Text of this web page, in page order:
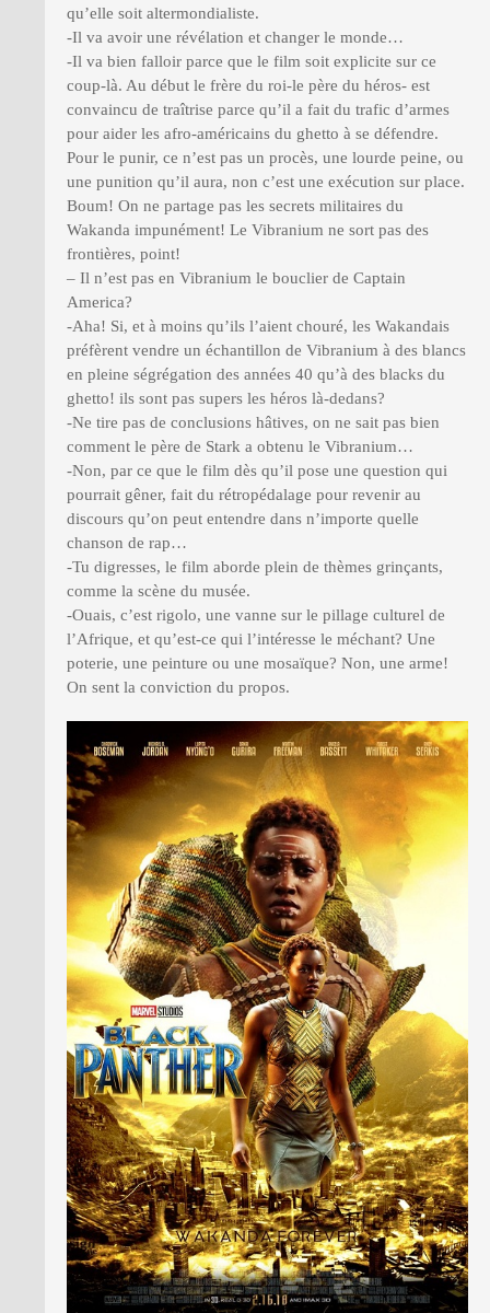
qu’elle soit altermondialiste.
-Il va avoir une révélation et changer le monde…
-Il va bien falloir parce que le film soit explicite sur ce
coup-là. Au début le frère du roi-le père du héros- est
convaincu de traîtrise parce qu’il a fait du trafic d’armes
pour aider les afro-américains du ghetto à se défendre.
Pour le punir, ce n’est pas un procès, une lourde peine, ou
une punition qu’il aura, non c’est une exécution sur place.
Boum! On ne partage pas les secrets militaires du
Wakanda impunément! Le Vibranium ne sort pas des
frontières, point!
– Il n’est pas en Vibranium le bouclier de Captain
America?
-Aha! Si, et à moins qu’ils l’aient chouré, les Wakandais
préfèrent vendre un échantillon de Vibranium à des blancs
en pleine ségrégation des années 40 qu’à des blacks du
ghetto! ils sont pas supers les héros là-dedans?
-Ne tire pas de conclusions hâtives, on ne sait pas bien
comment le père de Stark a obtenu le Vibranium…
-Non, par ce que le film dès qu’il pose une question qui
pourrait gêner, fait du rétropédalage pour revenir au
discours qu’on peut entendre dans n’importe quelle
chanson de rap…
-Tu digresses, le film aborde plein de thèmes grinçants,
comme la scène du musée.
-Ouais, c’est rigolo, une vanne sur le pillage culturel de
l’Afrique, et qu’est-ce qui l’intéresse le méchant? Une
poterie, une peinture ou une mosaïque? Non, une arme!
On sent la conviction du propos.